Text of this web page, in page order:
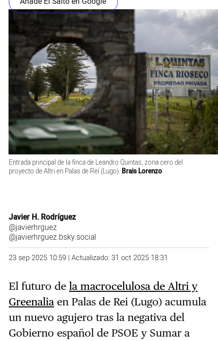
Entrada principal de la finca de Leandro Quintas, zona cero del
proyecto de Altri en Palas de Rei (Lugo). Brais Lorenzo
Javier H. Rodríguez
@javierhrguez
@javierhrguez.bsky.social
23 sep 2025 10:59 | Actualizado: 31 oct 2025 18:31
El futuro de la macrocelulosa de Altri y
Greenaliaen Palas de Rei (Lugo) acumula
un nuevo agujero tras la negativa del
Gobierno español de PSOE y Sumar a